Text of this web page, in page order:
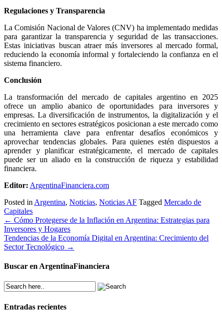
Regulaciones y Transparencia
La Comisión Nacional de Valores (CNV) ha implementado medidas
para garantizar la transparencia y seguridad de las transacciones.
Estas iniciativas buscan atraer más inversores al mercado formal,
reduciendo la economía informal y fortaleciendo la confianza en el
sistema financiero.
Conclusión
La transformación del mercado de capitales argentino en 2025
ofrece un amplio abanico de oportunidades para inversores y
empresas. La diversificación de instrumentos, la digitalización y el
crecimiento en sectores estratégicos posicionan a este mercado como
una herramienta clave para enfrentar desafíos económicos y
aprovechar tendencias globales. Para quienes estén dispuestos a
aprender y planificar estratégicamente, el mercado de capitales
puede ser un aliado en la construcción de riqueza y estabilidad
financiera.
Editor: ArgentinaFinanciera.com
Posted in Argentina, Noticias, Noticias AF Tagged Mercado de
Capitales
Post
navigation
← Cómo Protegerse de la Inflación en Argentina: Estrategias para
Inversores y Hogares
Tendencias de la Economía Digital en Argentina: Crecimiento del
Sector Tecnológico →
Buscar en ArgentinaFinanciera
Entradas recientes